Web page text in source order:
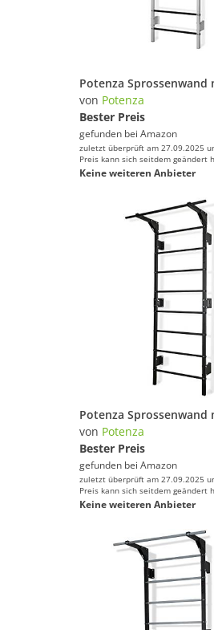
von Potenza
Bester Preis
gefunden bei Amazon
zuletzt überprüft am 27.09.2025
Preis kann sich seitdem geändert
Keine weiteren Anbieter
von Potenza
Bester Preis
gefunden bei Amazon
zuletzt überprüft am 27.09.2025
Preis kann sich seitdem geändert
Keine weiteren Anbieter